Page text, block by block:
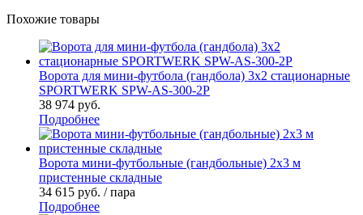
Похожие товары
Ворота для мини-футбола (гандбола) 3х2 стационарные
SPORTWERK SPW-AS-300-2P
38 974 руб.
Подробнее
Ворота мини-футбольные (гандбольные) 2х3 м
пристенные складные
34 615 руб. / пара
Подробнее